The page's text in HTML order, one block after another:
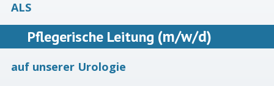
ALS
Pflegerische Leitung (m/w/d)
auf unserer Urologie